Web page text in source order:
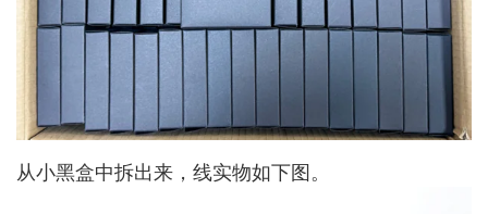
从小黑盒中拆出来，线实物如下图。